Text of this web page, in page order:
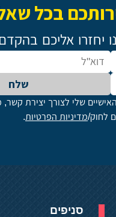
בכל
יחזרו אליכם
שלח
שלי לצורך יצירת קשר,
לחוק/מדיניות הפרטיות.
סניפים